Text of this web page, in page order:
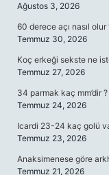
Ağustos 3, 2026
60 derece açı nasıl olur
Temmuz 30, 2026
Koç erkeği sekste ne
Temmuz 27, 2026
34 parmak kaç mm’dir ?
Temmuz 24, 2026
Icardi 23-24 kaç golü
Temmuz 23, 2026
Anaksimenese göre
Temmuz 21, 2026